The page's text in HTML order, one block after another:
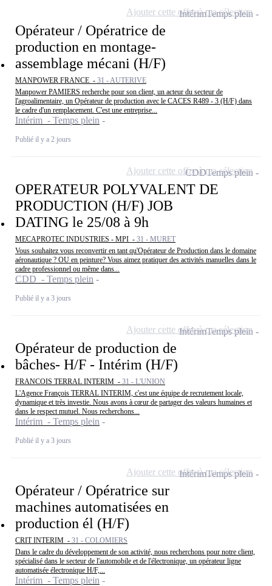
Opérateur / Opératrice de
production en montage-
assemblage mécani (H/F)
MANPOWER FRANCE - 31 - AUTERIVE
Manpower PAMIERS recherche pour son client, un acteur du secteur de
l'agroalimentaire, un Opérateur de production avec le CACES R489 - 3 (H/F) dans
le cadre d'un remplacement. C'est une entreprise...
Intérim - Temps plein
Publié il y a 2 jours
IntérimTemps plein
Ajouter cette offre à ma sélection
OPERATEUR POLYVALENT DE
PRODUCTION (H/F) JOB
DATING le 25/08 à 9h
MECAPROTEC INDUSTRIES - MPI - 31 - MURET
Vous souhaitez vous reconvertir en tant qu'Opérateur de Production dans le domaine
aéronautique ? OU en peinture? Vous aimez pratiquer des activités manuelles dans le
cadre professionnel ou même dans...
CDD - Temps plein
Publié il y a 3 jours
CDDTemps plein
Ajouter cette offre à ma sélection
Opérateur de production de
bâches- H/F - Intérim (H/F)
FRANCOIS TERRAL INTERIM - 31 - L'UNION
L'Agence François TERRAL INTERIM, c'est une équipe de recrutement locale,
dynamique et très investie. Nous avons à cœur de partager des valeurs humaines et
dans le respect mutuel. Nous recherchons...
Intérim - Temps plein
Publié il y a 3 jours
IntérimTemps plein
Ajouter cette offre à ma sélection
Opérateur / Opératrice sur
machines automatisées en
production él (H/F)
CRIT INTERIM - 31 - COLOMIERS
Dans le cadre du développement de son activité, nous recherchons pour notre client,
spécialisé dans le secteur de l'automobile et de l'électronique, un opérateur ligne
automatisée électronique H/F,...
Intérim - Temps plein
IntérimTemps plein
Ajouter cette offre à ma sélection